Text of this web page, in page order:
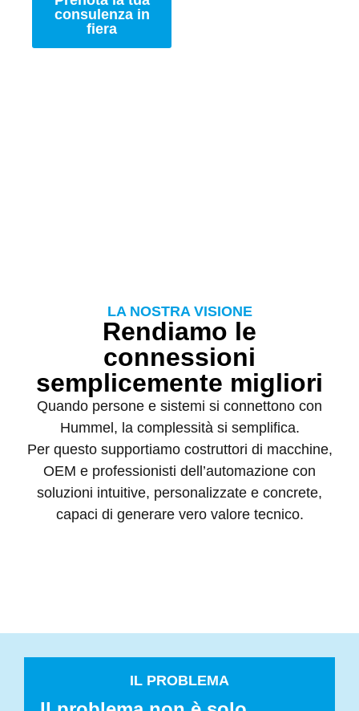
consulenza in
fiera
LA NOSTRA VISIONE
Rendiamo le
connessioni
semplicemente migliori
Quando persone e sistemi si connettono con
Hummel, la complessità si semplifica.
Per questo supportiamo costruttori di macchine,
OEM e professionisti dell’automazione con
soluzioni intuitive, personalizzate e concrete,
capaci di generare vero valore tecnico.
IL PROBLEMA